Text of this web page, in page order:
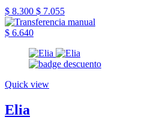
$ 8.300 $ 7.055
$ 6.640
Quick view
Elia